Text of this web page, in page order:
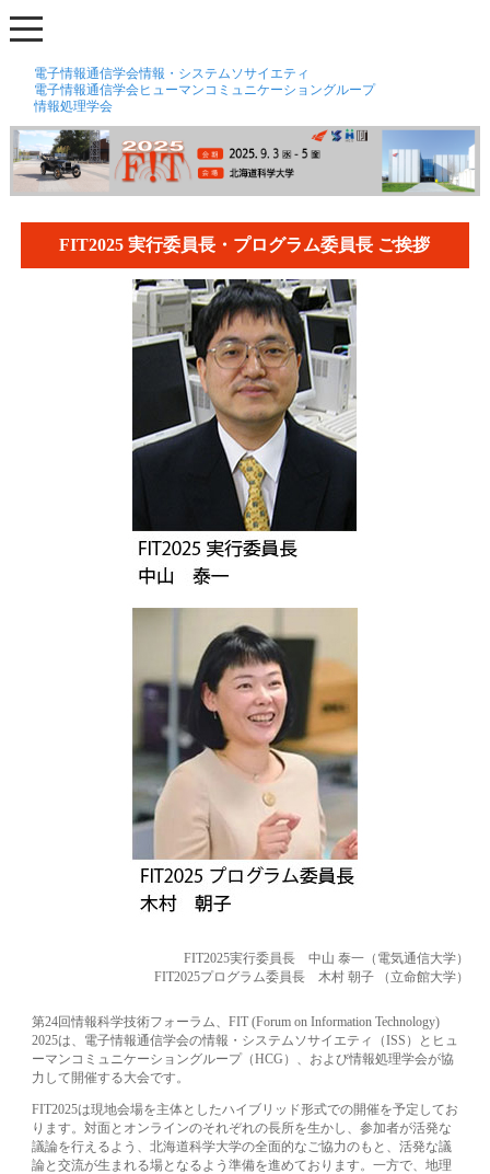
電子情報通信学会情報・システムソサイエティ
電子情報通信学会ヒューマンコミュニケーショングループ
情報処理学会
FIT2025 実行委員長・プログラム委員長 ご挨拶
FIT2025実行委員長 中山 泰一（電気通信大学）
FIT2025プログラム委員長 木村 朝子 （立命館大学）
第24回情報科学技術フォーラム、FIT (Forum on Information Technology)
2025は、電子情報通信学会の情報・システムソサイエティ（ISS）とヒュ
ーマンコミュニケーショングループ（HCG）、および情報処理学会が協
力して開催する大会です。
FIT2025は現地会場を主体としたハイブリッド形式での開催を予定してお
ります。対面とオンラインのそれぞれの長所を生かし、参加者が活発な
議論を行えるよう、北海道科学大学の全面的なご協力のもと、活発な議
論と交流が生まれる場となるよう準備を進めております。一方で、地理